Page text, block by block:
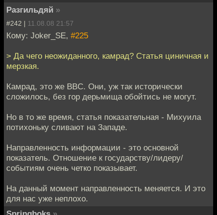
Разгильдяй »
#242 | 11.08.08 21:57
Кому: Joker_SE, #225
> Да чего неожиданного, камрад? Статья циничная и
мерзкая.
Камрад, это же BBC. Они, уж так исторически
сложилось, без гор дерьмища обойтись не могут.
Но в то же время, статья показательная - Михуила
потихоньку сливают на Западе.
Направленность информации - это основной
показатель. Отношение к государству/лидеру/
событиям очень четко показывает.
На данный момент направленность меняется. И это
для нас уже неплохо.